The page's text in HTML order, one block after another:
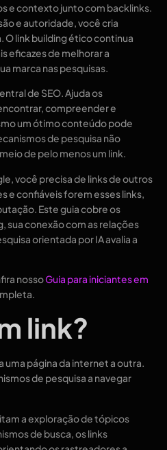
e contexto junto com backlinks.
e autoridade, você cria
O link building ético continua
eficazes de melhorar a
marca nas pesquisas.
de SEO. Ajuda os
compreender e
um ótimo conteúdo pode
de pesquisa não
de pelo menos um link.
você precisa de links de outros
e confiáveis ​​forem esses links,
Este guia cobre os
sua conexão com as relações
orientada por IA avalia a
nossoGuia para iniciantes em
link?
uma página da internet a outra.
de pesquisa a navegar
a exploração de tópicos
de busca, os links